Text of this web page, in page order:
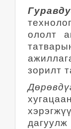
ололт
зорилт